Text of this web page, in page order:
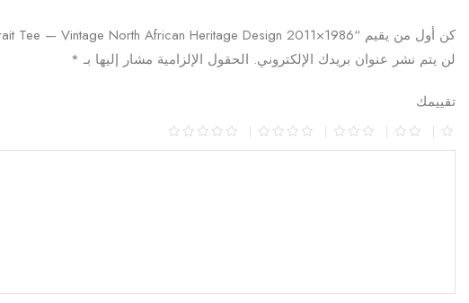
كن أول من يقيم “1986×2011 All-Over Print Cultural Portrait Tee — Vintage North African Heritage Design”
لن يتم نشر عنوان بريدك الإلكتروني. الحقول الإلزامية مشار إليها بـ *
تقييمك